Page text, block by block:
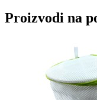
Proizvodi na